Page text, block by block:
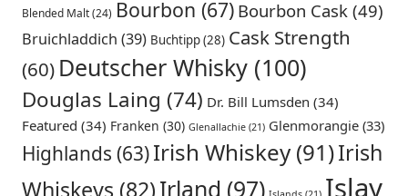
Blended Malt(24) Bourbon (67) Bourbon Cask(49)
Bruichladdich (39) Buchtipp(28) Cask Strength
(60) Deutscher Whisky(100)
Douglas Laing (74) Dr. Bill Lumsden (34)
Featured (34) Franken (30) Glenallachie(21) Glenmorangie(33)
Highlands (63)Irish Whiskey(91)Irish
Whiskeys (82)Irland (97)
Islay